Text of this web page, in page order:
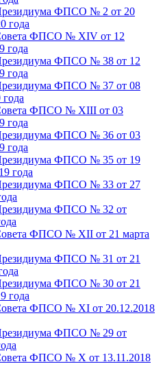
ФПСО № 2 от 20
года
ФПСО № XIV от 12
года
ФПСО № 38 от 12
года
ФПСО № 37 от 08
ФПСО № XIII от 03
года
ФПСО № 36 от 03
года
ФПСО № 35 от 19
года
ФПСО № 33 от 27
ФПСО № 32 от
ФПСО № XII от 21 марта
ФПСО № 31 от 21
ФПСО № 30 от 21
года
ФПСО № XI от 20.12.2018
ФПСО № 29 от
ФПСО № X от 13.11.2018